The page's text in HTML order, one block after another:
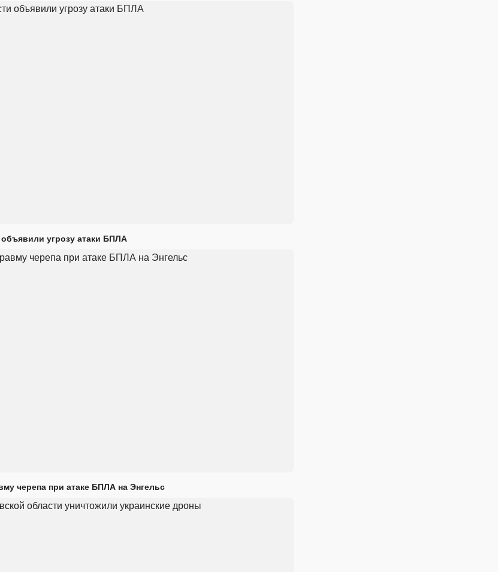
угрозу атаки БПЛА
черепа при атаке БПЛА на Энгельс